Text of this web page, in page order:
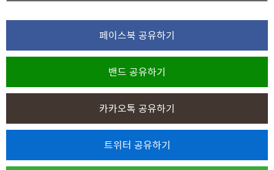
페이스북 공유하기
밴드 공유하기
카카오톡 공유하기
트위터 공유하기